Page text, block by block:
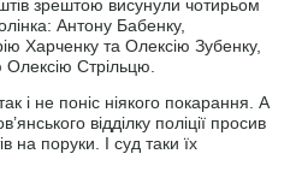
зрештою висунули чотирьом
Антону Бабенку,
Харченку та Олексію Зубенку,
Стрільцю.
і не поніс ніякого покарання. А
відділку поліції просив
на поруки. І суд таки їх